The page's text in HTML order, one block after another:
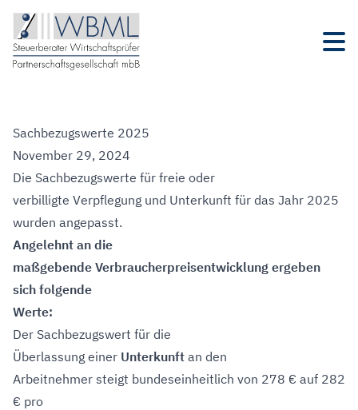
Sachbezugswerte 2025
November 29, 2024
Die Sachbezugswerte für freie oder
verbilligte Verpflegung und Unterkunft für das Jahr 2025
wurden angepasst.
Angelehnt an die
maßgebende Verbraucherpreisentwicklung ergeben
sich folgende
Werte:
Der Sachbezugswert für die
Überlassung einer Unterkunft an den
Arbeitnehmer steigt bundeseinheitlich von 278 € auf 282
€ pro